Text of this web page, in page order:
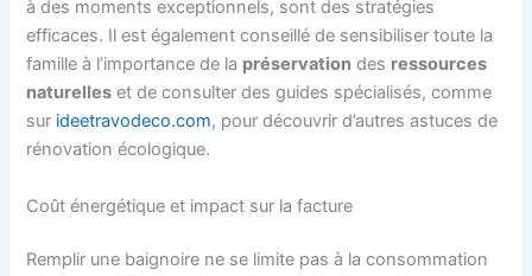
à des moments exceptionnels, sont des stratégies
efficaces. Il est également conseillé de sensibiliser toute la
famille à l’importance de la préservation des ressources
naturelles et de consulter des guides spécialisés, comme
sur ideetravodeco.com, pour découvrir d’autres astuces de
rénovation écologique.
Coût énergétique et impact sur la facture
Remplir une baignoire ne se limite pas à la consommation